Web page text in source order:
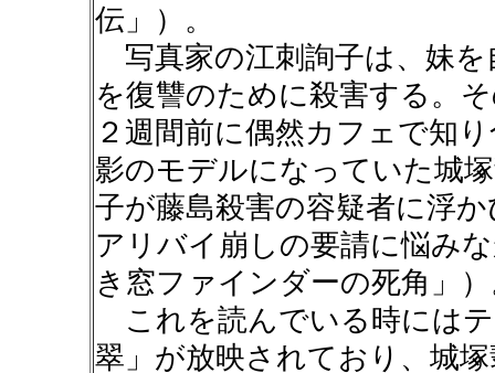
伝」）。
写真家の江刺詢子は、妹
を復讐のために殺害する。
２週間前に偶然カフェで知
影のモデルになっていた城
子が藤島殺害の容疑者に浮
アリバイ崩しの要請に悩み
き窓ファインダーの死角」
これを読んでいる時には
翠」が放映されており、城